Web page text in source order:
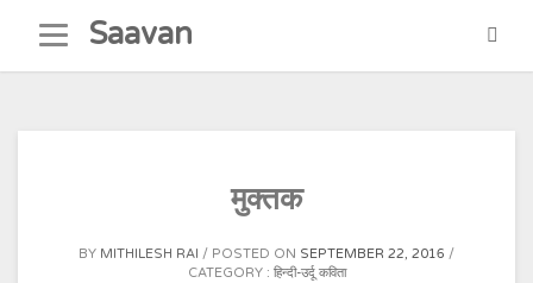
content
Saavan
मुक्तक
BY MITHILESH RAI POSTED ON SEPTEMBER 22, 2016
CATEGORY : हिन्दी-उर्दू कविता